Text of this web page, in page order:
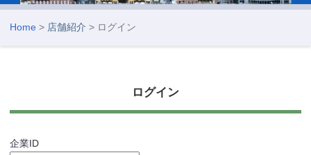
Home > 店舗紹介 > ログイン
ログイン
企業ID